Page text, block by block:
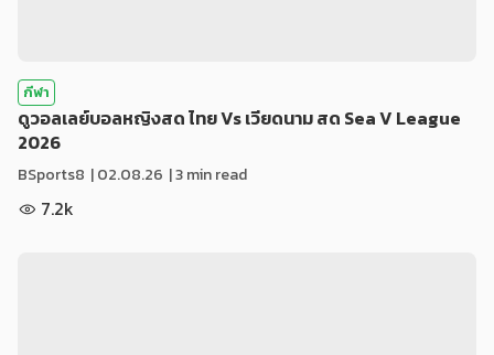
กีฬา
ดูวอลเลย์บอลหญิงสด ไทย Vs เวียดนาม สด Sea V League
2026
BSports8 |02.08.26 | 3 min read
7.2k